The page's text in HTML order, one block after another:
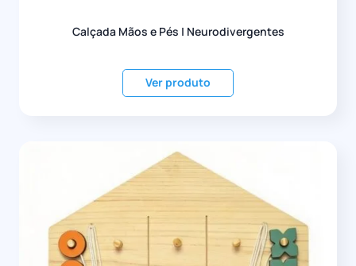
Calçada Mãos e Pés | Neurodivergentes
Ver produto